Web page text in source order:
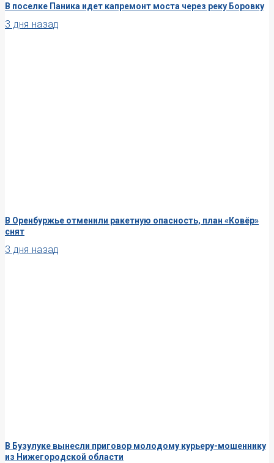
В поселке Паника идет капремонт моста через реку Боровку
3 дня назад
В Оренбуржье отменили ракетную опасность, план «Ковёр»
снят
3 дня назад
В Бузулуке вынесли приговор молодому курьеру-мошеннику
из Нижегородской области